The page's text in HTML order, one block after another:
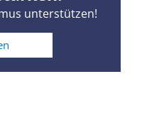
unterstützen!